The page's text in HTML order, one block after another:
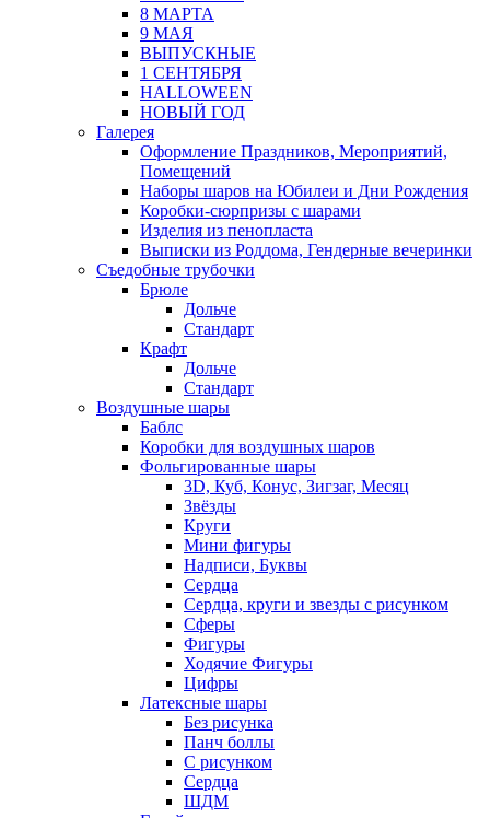
8 МАРТА
9 МАЯ
ВЫПУСКНЫЕ
1 СЕНТЯБРЯ
HALLOWEEN
НОВЫЙ ГОД
Галерея
Оформление Праздников, Мероприятий,
Помещений
Наборы шаров на Юбилеи и Дни Рождения
Коробки-сюрпризы с шарами
Изделия из пенопласта
Выписки из Роддома, Гендерные вечеринки
Съедобные трубочки
Брюле
Дольче
Стандарт
Крафт
Дольче
Стандарт
Воздушные шары
Баблс
Коробки для воздушных шаров
Фольгированные шары
3D, Куб, Конус, Зигзаг, Месяц
Звёзды
Круги
Мини фигуры
Надписи, Буквы
Сердца
Сердца, круги и звезды с рисунком
Сферы
Фигуры
Ходячие Фигуры
Цифры
Латексные шары
Без рисунка
Панч боллы
С рисунком
Сердца
ШДМ